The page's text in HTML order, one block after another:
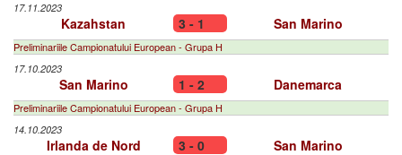
17.11.2023
Kazahstan 3 - 1 San Marino
Preliminariile Campionatului European - Grupa H
17.10.2023
San Marino 1 - 2 Danemarca
Preliminariile Campionatului European - Grupa H
14.10.2023
Irlanda de Nord 3 - 0 San Marino